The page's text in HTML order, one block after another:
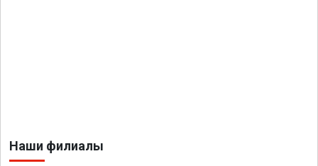
Наши филиалы